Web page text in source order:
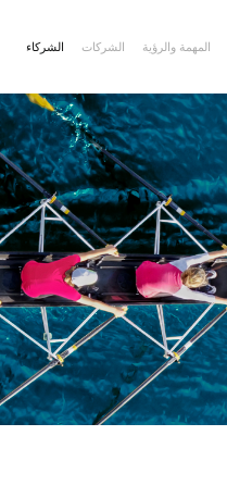
المهمة والرؤية الشركات الشركاء